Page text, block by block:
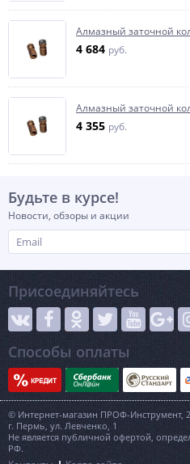
Алмазный заточной
4 684 руб.
Алмазный заточной
4 355 руб.
Будьте в курсе!
Новости, обзоры и акции
Присоединяйтесь
Способы оплаты
© Интернет-магазин ПРОФ-Инструмент,
г. Пермь, ул. Левченко, 1
Не является публичной офертой,
РФ.